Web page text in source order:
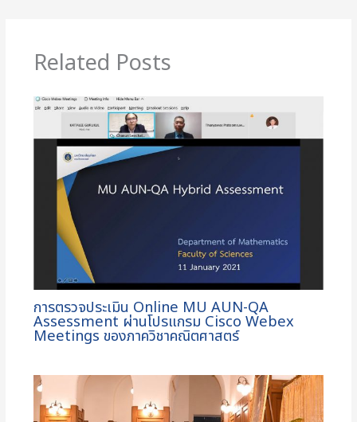
Related Posts
การตรวจประเมิน Online MU AUN-QA
Assessment ผ่านโปรแกรม Cisco Webex
Meetings ของภาควิชาคณิตศาสตร์